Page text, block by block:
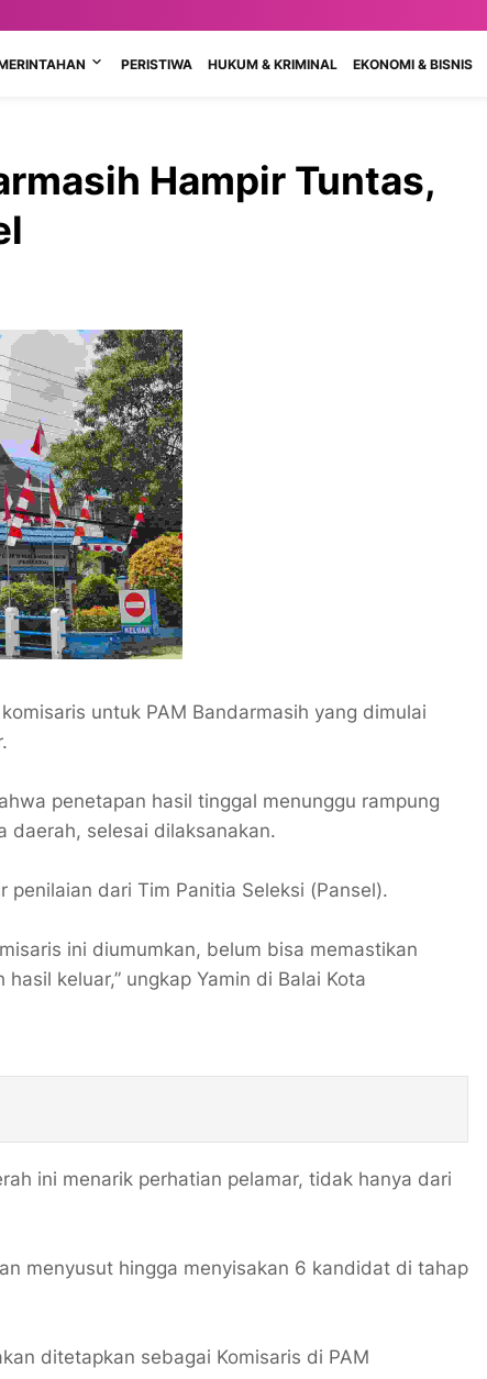
PERISTIWA HUKUM & KRIMINAL EKONOMI & BISNIS
Hampir Tuntas,
untuk PAM Bandarmasih yang dimulai
penetapan hasil tinggal menunggu rampung
daerah, selesai dilaksanakan.
dari Tim Panitia Seleksi (Pansel).
ini diumumkan, belum bisa memastikan
keluar,” ungkap Yamin di Balai Kota
ini menarik perhatian pelamar, tidak hanya dari
menyusut hingga menyisakan 6 kandidat di tahap
ditetapkan sebagai Komisaris di PAM